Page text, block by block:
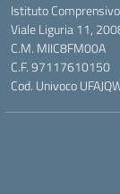
Istituto
Viale Liguria 11,
C.M. MIIC8FM00A
C.F. 97117610150
Cod. Univoco